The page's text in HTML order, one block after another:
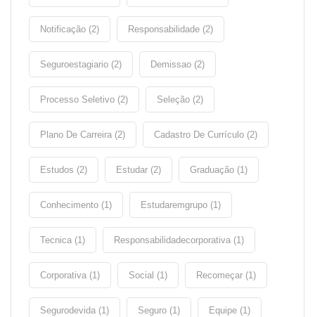
Notificação (2) Responsabilidade (2)
Seguroestagiario (2) Demissao (2)
Processo Seletivo (2) Seleção (2)
Plano De Carreira (2) Cadastro De Currículo (2)
Estudos (2) Estudar (2) Graduação (1)
Conhecimento (1) Estudaremgrupo (1)
Tecnica (1) Responsabilidadecorporativa (1)
Corporativa (1) Social (1) Recomeçar (1)
Segurodevida (1) Seguro (1) Equipe (1)